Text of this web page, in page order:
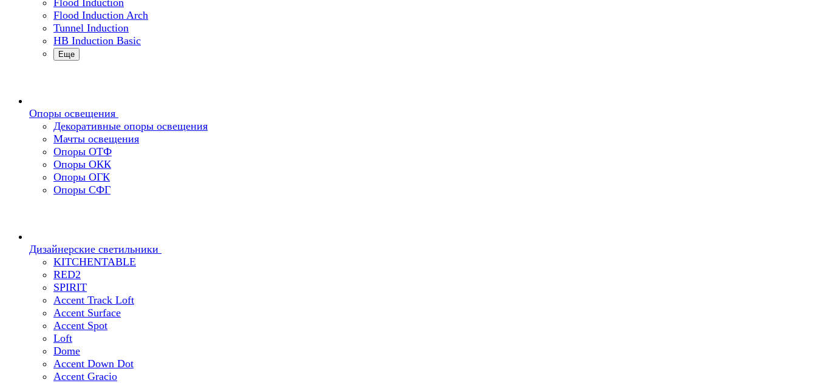
Flood Induction
Flood Induction Arch
Tunnel Induction
HB Induction Basic
Еще
Опоры освещения
Декоративные опоры освещения
Мачты освещения
Опоры ОТФ
Опоры ОКК
Опоры ОГК
Опоры СФГ
Дизайнерские светильники
KITCHENTABLE
RED2
SPIRIT
Accent Track Loft
Accent Surface
Accent Spot
Loft
Dome
Accent Down Dot
Accent Gracio